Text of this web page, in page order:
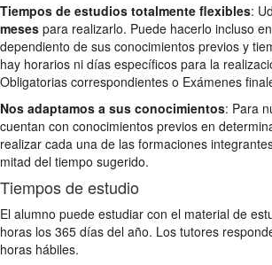
Tiempos de estudios totalmente flexibles:
meses para realizarlo. Puede hacerlo incluso
dependiento de sus conocimientos previos y
hay horarios ni días específicos para la
Obligatorias correspondientes o Exámenes
Nos adaptamos a sus conocimientos: Para
cuentan con conocimientos previos en
realizar cada una de las formaciones
mitad del tiempo sugerido.
Tiempos de estudio
El alumno puede estudiar con el material de
horas los 365 días del año. Los tutores
horas hábiles.